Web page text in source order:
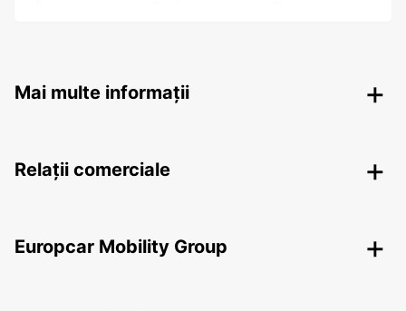
Mai multe informații
Relații comerciale
Europcar Mobility Group